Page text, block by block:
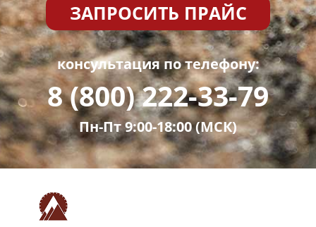
ЗАПРОСИТЬ ПРАЙС
консультация по телефону:
8 (800) 222-33-79
Пн-Пт 9:00-18:00 (МСК)